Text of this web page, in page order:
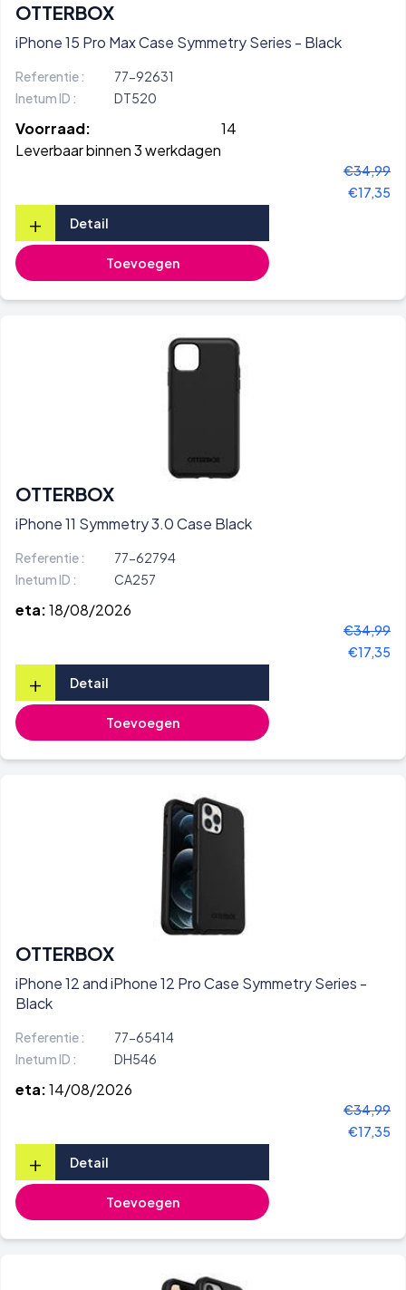
OTTERBOX
iPhone 15 Pro Max Case Symmetry Series - Black
Referentie :
77-92631
Inetum ID :
DT520
Voorraad:
14
Leverbaar binnen 3 werkdagen
€34,99
€17,35
+ Detail
Toevoegen
OTTERBOX
iPhone 11 Symmetry 3.0 Case Black
Referentie :
77-62794
Inetum ID :
CA257
eta:18/08/2026
€34,99
€17,35
+ Detail
Toevoegen
OTTERBOX
iPhone 12 and iPhone 12 Pro Case Symmetry Series -
Black
Referentie :
77-65414
Inetum ID :
DH546
eta:14/08/2026
€34,99
€17,35
+ Detail
Toevoegen